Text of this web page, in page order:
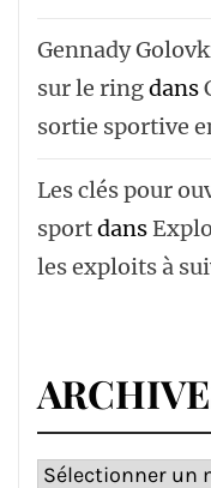
Gennady
sur le ringdans
sortie sportive
Les clés pour
sportdans
les exploits à
Archives